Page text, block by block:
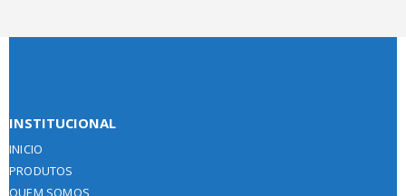
INSTITUCIONAL
INICIO
PRODUTOS
QUEM SOMOS